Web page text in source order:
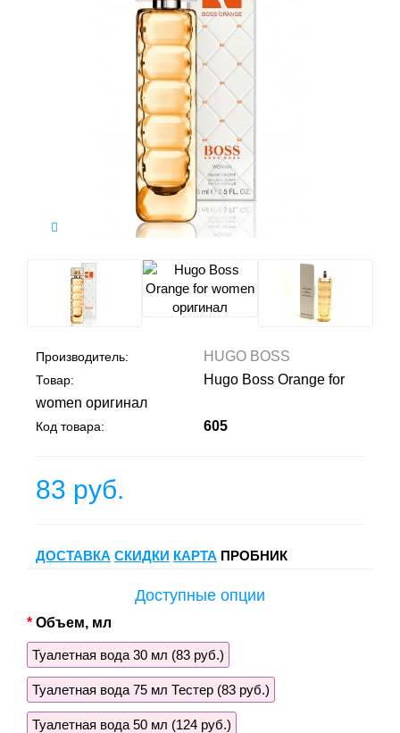
Производитель: HUGO BOSS
Товар:
Hugo Boss Orange for
women оригинал
Код товара: 605
83 руб.
ДОСТАВКА СКИДКИ КАРТА ПРОБНИК
Доступные опции
Объем, мл
Туалетная вода 30 мл (83 руб.)
Туалетная вода 75 мл Тестер (83 руб.)
Туалетная вода 50 мл (124 руб.)